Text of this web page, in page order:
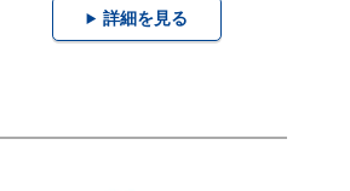
詳細を見る